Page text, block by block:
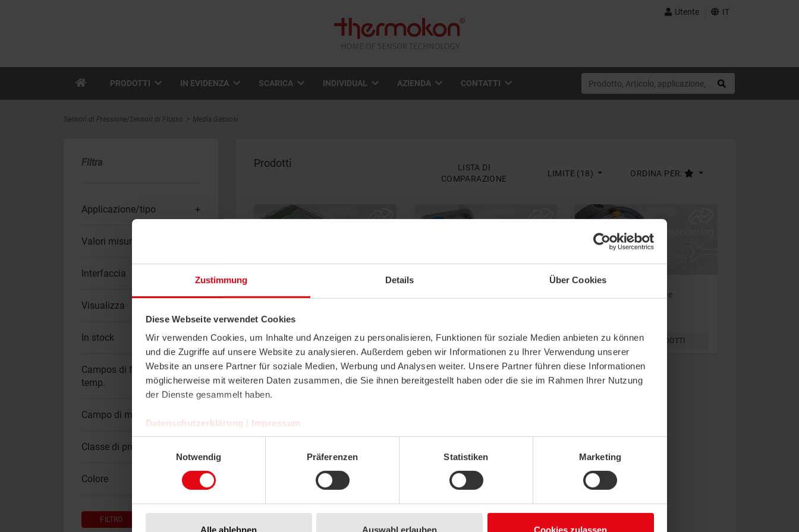
Zustimmung Details Über Cookies
Diese Webseite verwendet Cookies
Wir verwenden Cookies, um Inhalte und Anzeigen zu personalisieren, Funktionen für soziale Medien anbieten zu können
und die Zugriffe auf unsere Website zu analysieren. Außerdem geben wir Informationen zu Ihrer Verwendung unserer
Website an unsere Partner für soziale Medien, Werbung und Analysen weiter. Unsere Partner führen diese Informationen
möglicherweise mit weiteren Daten zusammen, die Sie ihnen bereitgestellt haben oder die sie im Rahmen Ihrer Nutzung
der Dienste gesammelt haben.
Datenschutzerklärung
Impressum
Notwendig
Präferenzen Statistiken Marketing
Alle ablehnen Auswahl erlauben Cookies zulassen
Utente IT
PRODOTTI IN EVIDENZA SCARICA INDIVIDUAL AZIENDA CONTATTI
Sensori di Pressione/Sensori di Flusso Media Gassosi
Filtra
Applicazione/tipo
Valori misurati
Interfaccia
Visualizza
In stock
Campos di funzionamento
temp.
Campo di misura pressione
Classe di protezione
Colore
FILTRO
Prodotti
LISTA DI
COMPARAZIONE
LIMITE (18) ORDINA PER:
Trasmettitore di pressione
DPA+
VISUALIZZA PRODOTTI VISUALIZZA PRODOTTI
Manometro di pressione
VISUALIZZA PRODOTTI
Manometro di pressione
differenziale aria